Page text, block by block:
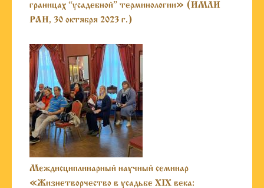
границах “усадебной” терминологии» (ИМЛИ
РАН, 30 октября 2023 г.)
Междисциплинарный научный семинар
«Жизнетворчество в усадьбе XIX века: